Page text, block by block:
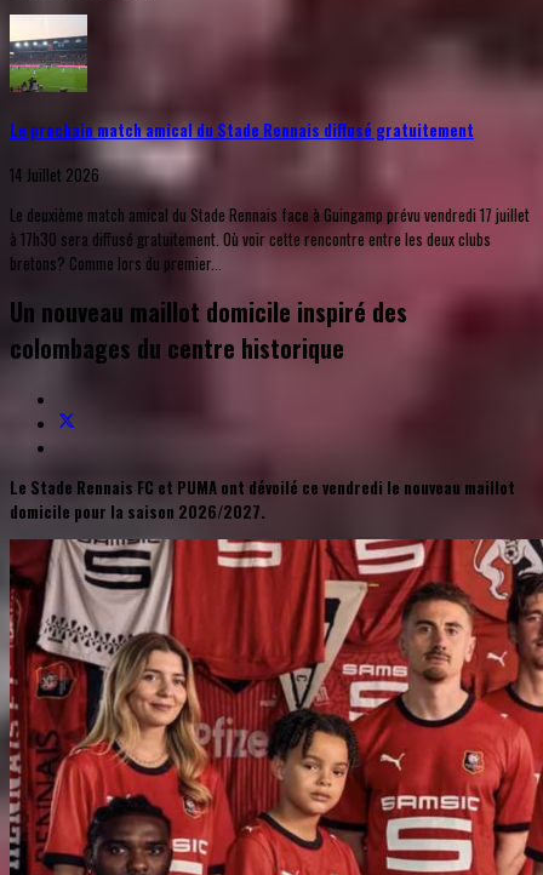
Le prochain match amical du Stade Rennais diffusé gratuitement
14 Juillet 2026
Le deuxième match amical du Stade Rennais face à Guingamp prévu vendredi 17 juillet
à 17h30 sera diffusé gratuitement. Où voir cette rencontre entre les deux clubs
bretons? Comme lors du premier...
Un nouveau maillot domicile inspiré des
colombages du centre historique
Le Stade Rennais FC et PUMA ont dévoilé ce vendredi le nouveau maillot
domicile pour la saison 2026/2027.